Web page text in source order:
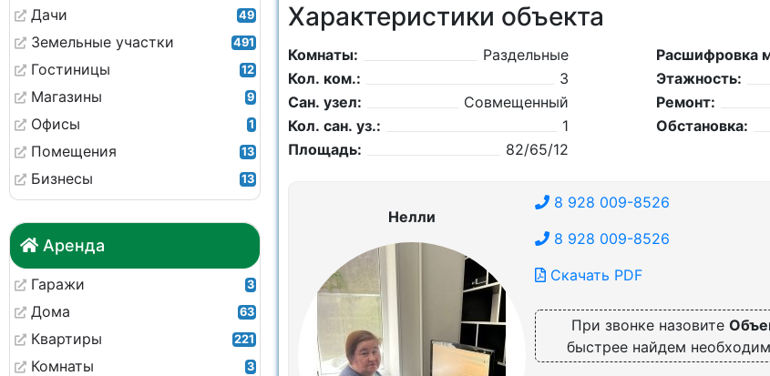
Дачи 49
Земельные участки 491
Гостиницы 12
Магазины 9
Офисы 1
Помещения 13
Бизнесы 13
Аренда
Гаражи 3
Дома 63
Квартиры 221
Комнаты 3
Характеристики объекта
Комнаты:
Раздельные
Кол. ком.:
3
Сан. узел:
Совмещенный
Кол. сан. уз.:
1
Площадь:
82/65/12
Расшифровка
Этажность:
Ремонт:
Обстановка:
Нелли
8 928 009-8526
8 928 009-8526
Скачать PDF
При звонке назовите
быстрее найдем